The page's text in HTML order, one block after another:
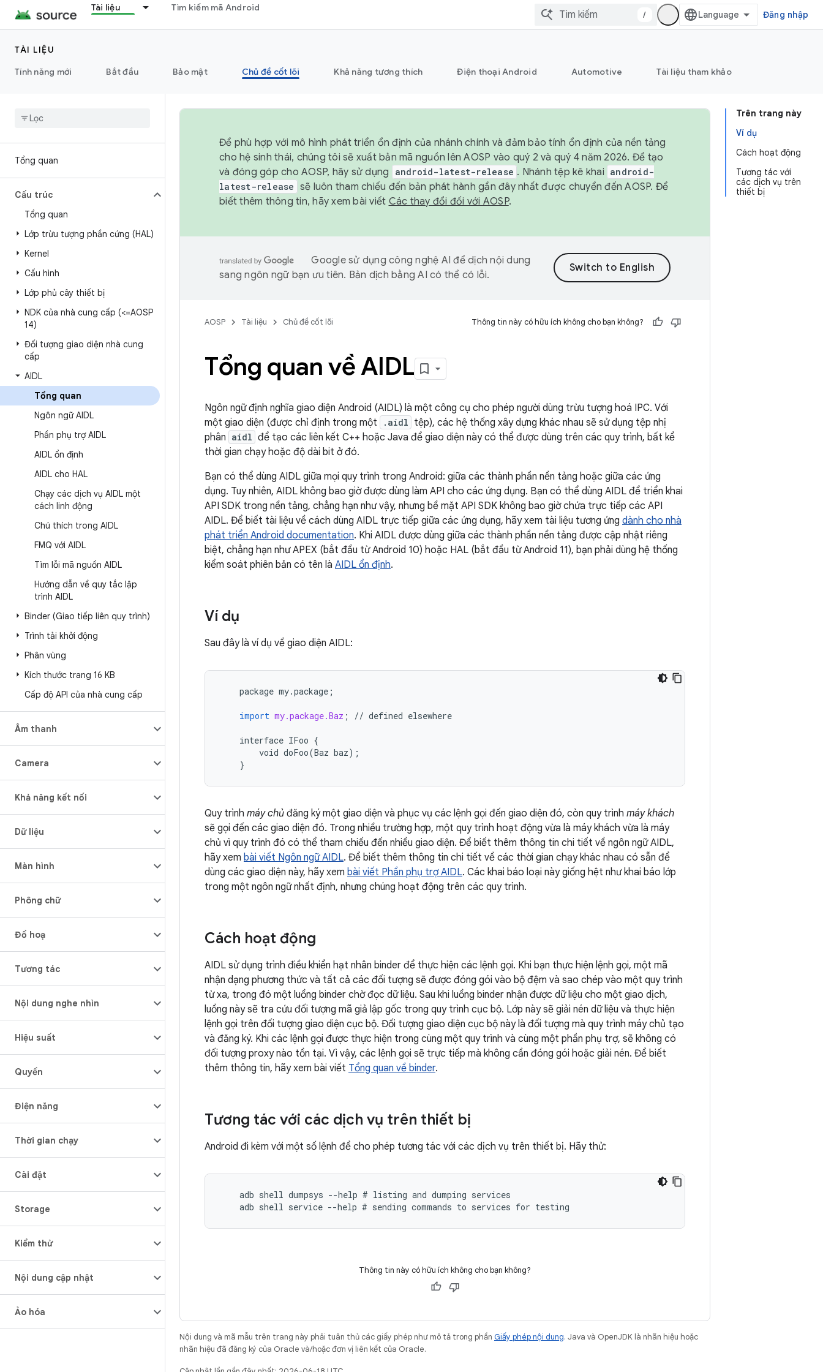
Tài liệu Tìm kiếm mã Android
/ Đăng nhập
TÀI LIỆU
Tính năng mới
Bắt đầu Bảo mật Chủ đề cốt lõi Khả năng tương thích Điện thoại Android Automotive Tài liệu tham khảo
Tổng quan
Cấu trúc
Tổng quan
Lớp trừu tượng phần cứng (HAL)
Kernel
Cấu hình
Lớp phủ cây thiết bị
NDK của nhà cung cấp (<=AOSP
14)
Đối tượng giao diện nhà cung
cấp
AIDL
Tổng quan
Ngôn ngữ AIDL
Phần phụ trợ AIDL
AIDL ổn định
AIDL cho HAL
Chạy các dịch vụ AIDL một
cách linh động
Chú thích trong AIDL
FMQ với AIDL
Tìm lỗi mã nguồn AIDL
Hướng dẫn về quy tắc lập
trình AIDL
Binder (Giao tiếp liên quy trình)
Trình tải khởi động
Phân vùng
Kích thước trang 16 KB
Cấp độ API của nhà cung cấp
Âm thanh
Camera
Khả năng kết nối
Dữ liệu
Màn hình
Phông chữ
Đồ hoạ
Tương tác
Nội dung nghe nhìn
Hiệu suất
Quyền
Điện năng
Thời gian chạy
Cài đặt
Storage
Kiểm thử
Nội dung cập nhật
Ảo hóa
Trên trang này
Ví dụ
Cách hoạt động
Tương tác với
các dịch vụ trên
thiết bị
Để phù hợp với mô hình phát triển ổn định của nhánh chính và đảm bảo tính ổn định của nền tảng
cho hệ sinh thái, chúng tôi sẽ xuất bản mã nguồn lên AOSP vào quý 2 và quý 4 năm 2026. Để tạo
và đóng góp cho AOSP, hãy sử dụng
android-latest-release . Nhánh tệp kê khai android-
latest-release sẽ luôn tham chiếu đến bản phát hành gần đây nhất được chuyển đến AOSP. Để
biết thêm thông tin, hãy xem bài viết Các thay đổi đối với AOSP.
Google sử dụng công nghệ AI để dịch nội dung
sang ngôn ngữ bạn ưu tiên. Bản dịch bằng AI có thể có lỗi.
AOSP Tài liệu Chủ đề cốt lõi Thông tin này có hữu ích không cho bạn không?
Tổng quan về AIDL
Ngôn ngữ định nghĩa giao diện Android (AIDL) là một công cụ cho phép người dùng trừu tượng hoá IPC. Với
một giao diện (được chỉ định trong một
.aidl tệp), các hệ thống xây dựng khác nhau sẽ sử dụng tệp nhị
phân aidl để tạo các liên kết C++ hoặc Java để giao diện này có thể được dùng trên các quy trình, bất kể
thời gian chạy hoặc độ dài bit ở đó.
Bạn có thể dùng AIDL giữa mọi quy trình trong Android: giữa các thành phần nền tảng hoặc giữa các ứng
dụng. Tuy nhiên, AIDL không bao giờ được dùng làm API cho các ứng dụng. Bạn có thể dùng AIDL để triển khai
API SDK trong nền tảng, chẳng hạn như vậy, nhưng bề mặt API SDK không bao giờ chứa trực tiếp các API
AIDL. Để biết tài liệu về cách dùng AIDL trực tiếp giữa các ứng dụng, hãy xem tài liệu tương ứng dành cho nhà
phát triển Android documentation. Khi AIDL được dùng giữa các thành phần nền tảng được cập nhật riêng
biệt, chẳng hạn như APEX (bắt đầu từ Android 10) hoặc HAL (bắt đầu từ Android 11), bạn phải dùng hệ thống
kiểm soát phiên bản có tên là AIDL ổn định.
Ví dụ
Sau đây là ví dụ về giao diện AIDL:
package my.package ;
import my.package.Baz ; // defined elsewhere
interface IFoo {
void doFoo(Baz baz);
}
Quy trình máy chủ đăng ký một giao diện và phục vụ các lệnh gọi đến giao diện đó, còn quy trình máy khách
sẽ gọi đến các giao diện đó. Trong nhiều trường hợp, một quy trình hoạt động vừa là máy khách vừa là máy
chủ vì quy trình đó có thể tham chiếu đến nhiều giao diện. Để biết thêm thông tin chi tiết về ngôn ngữ AIDL,
hãy xem bài viết Ngôn ngữ AIDL. Để biết thêm thông tin chi tiết về các thời gian chạy khác nhau có sẵn để
dùng các giao diện này, hãy xem bài viết Phần phụ trợ AIDL. Các khai báo loại này giống hệt như khai báo lớp
trong một ngôn ngữ nhất định, nhưng chúng hoạt động trên các quy trình.
Cách hoạt động
AIDL sử dụng trình điều khiển hạt nhân binder để thực hiện các lệnh gọi. Khi bạn thực hiện lệnh gọi, một mã
nhận dạng phương thức và tất cả các đối tượng sẽ được đóng gói vào bộ đệm và sao chép vào một quy trình
từ xa, trong đó một luồng binder chờ đọc dữ liệu. Sau khi luồng binder nhận được dữ liệu cho một giao dịch,
luồng này sẽ tra cứu đối tượng mã giả lập gốc trong quy trình cục bộ. Lớp này sẽ giải nén dữ liệu và thực hiện
lệnh gọi trên đối tượng giao diện cục bộ. Đối tượng giao diện cục bộ này là đối tượng mà quy trình máy chủ tạo
và đăng ký. Khi các lệnh gọi được thực hiện trong cùng một quy trình và cùng một phần phụ trợ, sẽ không có
đối tượng proxy nào tồn tại. Vì vậy, các lệnh gọi sẽ trực tiếp mà không cần đóng gói hoặc giải nén. Để biết
thêm thông tin, hãy xem bài viết Tổng quan về binder.
Tương tác với các dịch vụ trên thiết bị
Android đi kèm với một số lệnh để cho phép tương tác với các dịch vụ trên thiết bị. Hãy thử:
    adb shell dumpsys --help # listing and dumping services
Thông tin này có hữu ích không cho bạn không?
Nội dung và mã mẫu trên trang này phải tuân thủ các giấy phép như mô tả trong phần Giấy phép nội dung. Java và OpenJDK là nhãn hiệu hoặc
nhãn hiệu đã đăng ký của Oracle và/hoặc đơn vị liên kết của Oracle.